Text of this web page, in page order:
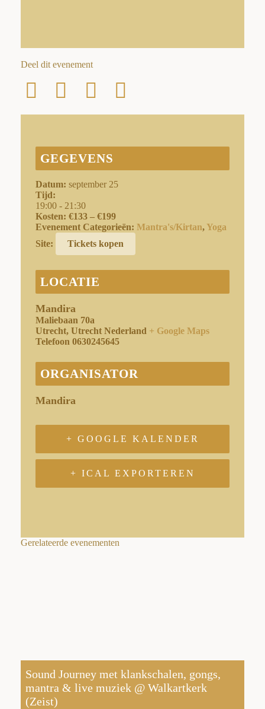
Deel dit evenement
GEGEVENS
Datum: september 25
Tijd:
19:00 - 21:30
Kosten: €133 – €199
Evenement Categorieën: Mantra's/Kirtan,Yoga
Site:
Tickets kopen
LOCATIE
Mandira
Maliebaan 70a
Utrecht, Utrecht Nederland + Google Maps
Telefoon 0630245645
ORGANISATOR
Mandira
+ GOOGLE KALENDER
+ ICAL EXPORTEREN
Gerelateerde evenementen
Sound Journey met klankschalen, gongs,
mantra & live muziek @ Walkartkerk
(Zeist)